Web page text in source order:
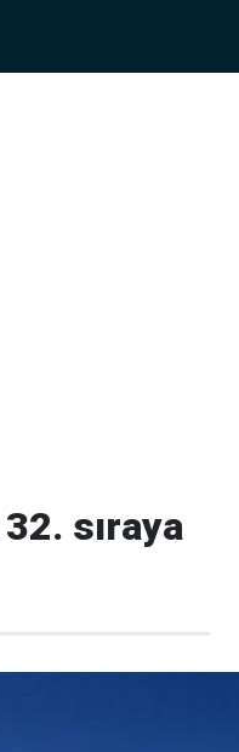
sıraya